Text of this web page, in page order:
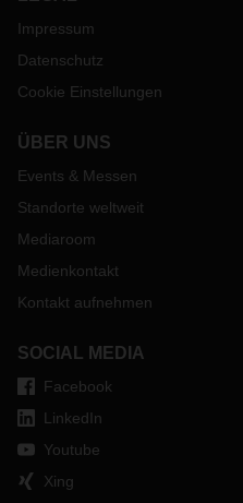
Impressum
Datenschutz
Cookie Einstellungen
ÜBER UNS
Events & Messen
Standorte weltweit
Mediaroom
Medienkontakt
Kontakt aufnehmen
SOCIAL MEDIA
Facebook
LinkedIn
Youtube
Xing